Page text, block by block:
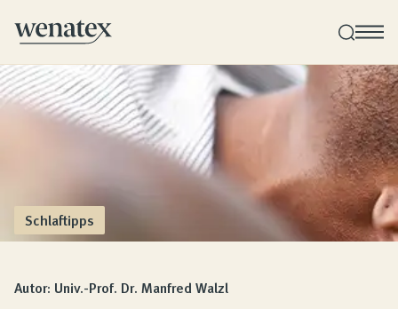
Wenatex Schlafberatung
Produktberatung zu Hause, im Store oder online!
Produkte
Qualität und Garantie
Schlaftipps
Autor: Univ.-Prof. Dr. Manfred Walzl